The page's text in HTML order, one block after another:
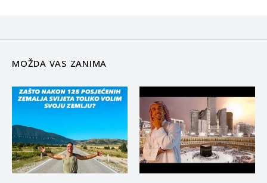
MOŽDA VAS ZANIMA